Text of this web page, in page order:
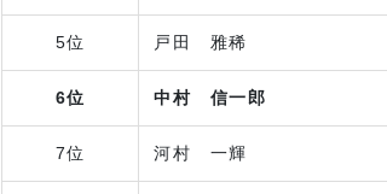
5位 戸田 雅稀
6位 中村 信一郎
7位 河村 一輝